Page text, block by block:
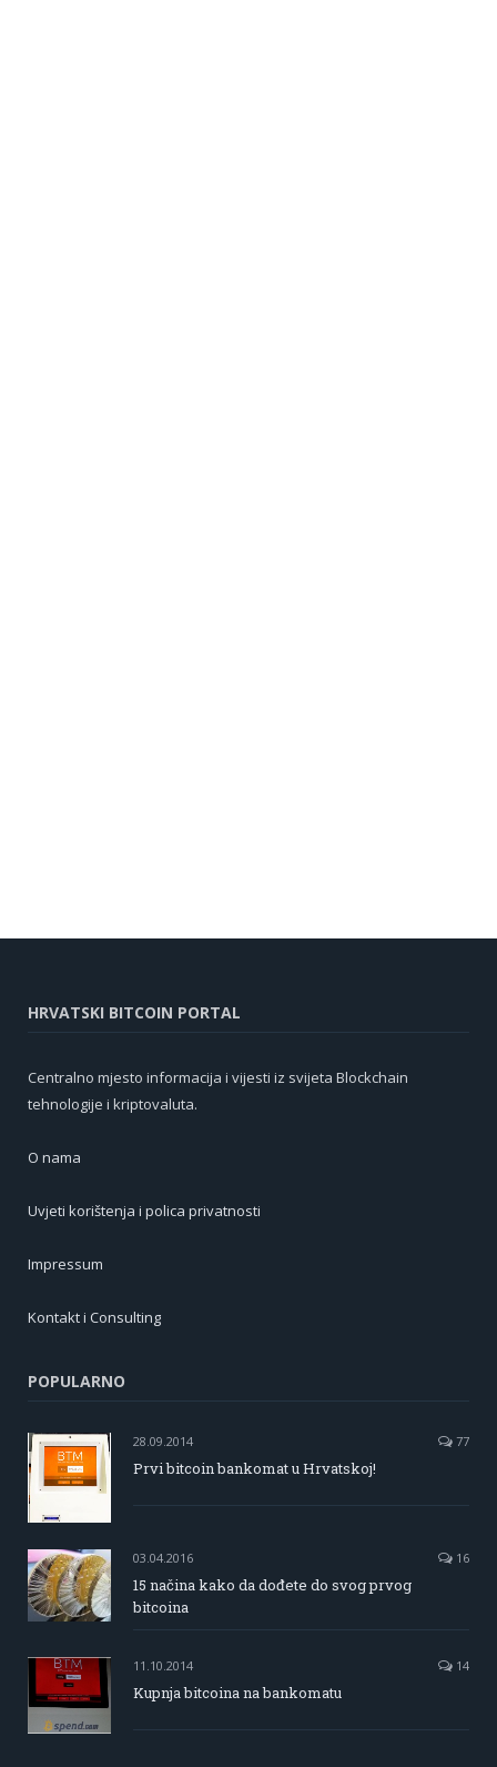
HRVATSKI BITCOIN PORTAL
Centralno mjesto informacija i vijesti iz svijeta Blockchain
tehnologije i kriptovaluta.
O nama
Uvjeti korištenja i polica privatnosti
Impressum
Kontakt i Consulting
POPULARNO
28.09.2014 77
Prvi bitcoin bankomat u Hrvatskoj!
03.04.2016 16
15 načina kako da dođete do svog prvog
bitcoina
11.10.2014 14
Kupnja bitcoina na bankomatu